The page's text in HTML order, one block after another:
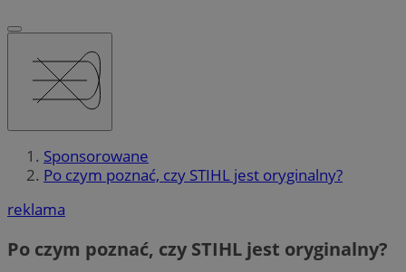
Sponsorowane
Po czym poznać, czy STIHL jest oryginalny?
reklama
Po czym poznać, czy STIHL jest oryginalny?